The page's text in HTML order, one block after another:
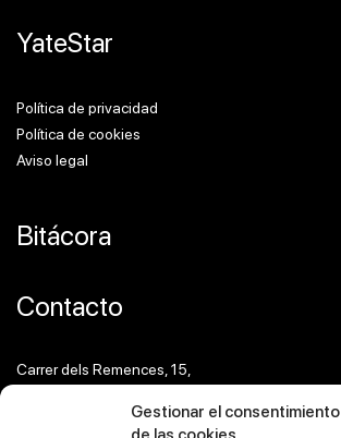
Gestionar el consentimiento
YateStar
Política de privacidad
Política de cookies
Aviso legal
Bitácora
Contacto
Carrer dels Remences, 15,